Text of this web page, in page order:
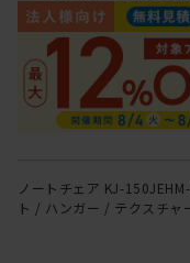
ノートチェア KJ-
ト / ハンガー / テクスチャ